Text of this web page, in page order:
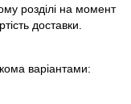
розділі на момент
доставки.
варіантами: